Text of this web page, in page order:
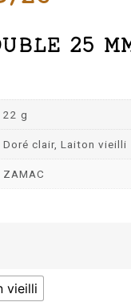
25
22 g
Doré clair, Laiton vieilli
ZAMAC
vieilli